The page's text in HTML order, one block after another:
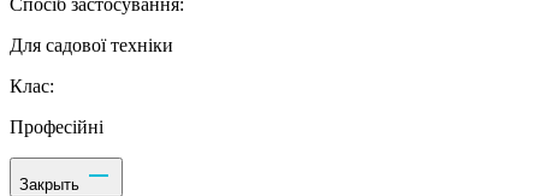
Спосіб застосування:
Для садової техніки
Клас:
Професійні
Закрыть